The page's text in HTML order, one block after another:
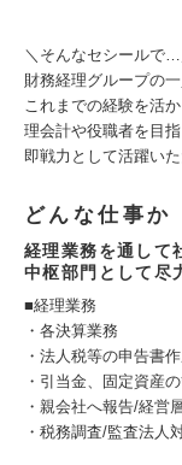
＼そんなセシールで…
財務経理グループの
これまでの経験を活
理会計や役職者を目
即戦力として活躍い
どんな仕事か
経理業務を通して
中枢部門として尽
■経理業務
・各決算業務
・法人税等の申告書
・引当金、固定資産
・親会社へ報告/経営
・税務調査/監査法人